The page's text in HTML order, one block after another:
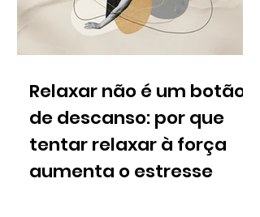
Relaxar não é um botão
de descanso: por que
tentar relaxar à força
aumenta o estresse